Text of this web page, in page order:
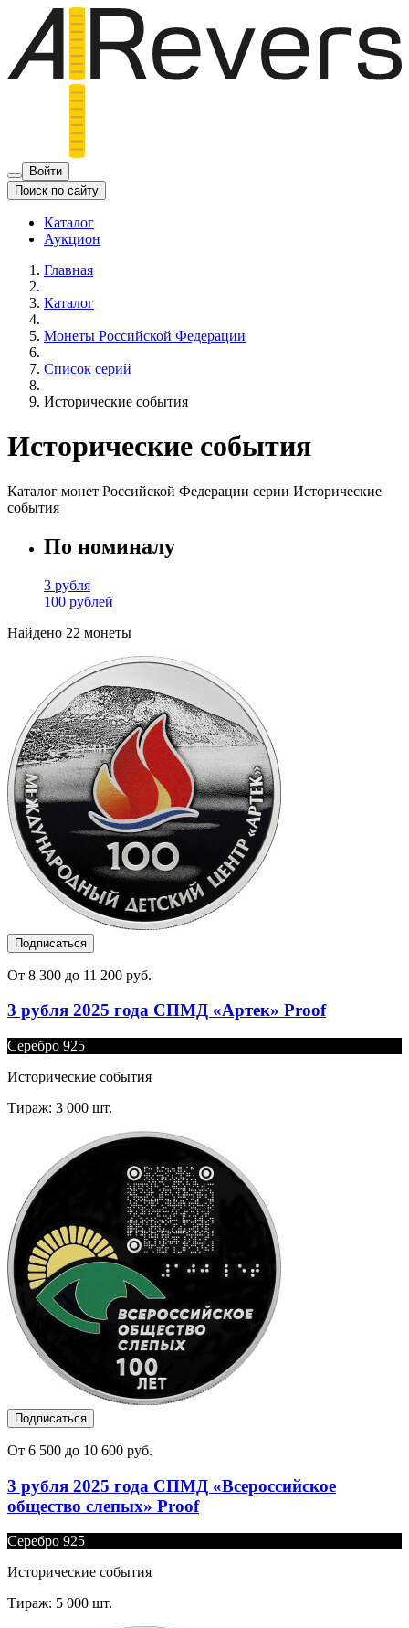
Войти
Поиск по сайту
Каталог
Аукцион
Главная
Каталог
Монеты Российской Федерации
Список серий
Исторические события
Исторические события
Каталог монет Российской Федерации серии Исторические
события
По номиналу
3 рубля
100 рублей
Найдено 22 монеты
Подписаться
От 8 300 до 11 200 руб.
3 рубля 2025 года СПМД «Артек» Proof
Серебро 925
Исторические события
Тираж: 3 000 шт.
Подписаться
От 6 500 до 10 600 руб.
3 рубля 2025 года СПМД «Всероссийское
общество слепых» Proof
Серебро 925
Исторические события
Тираж: 5 000 шт.